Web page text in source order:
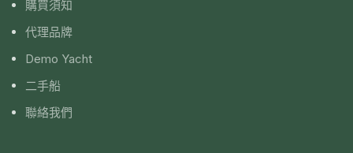
購買須知
代理品牌
Demo Yacht
二手船
聯絡我們